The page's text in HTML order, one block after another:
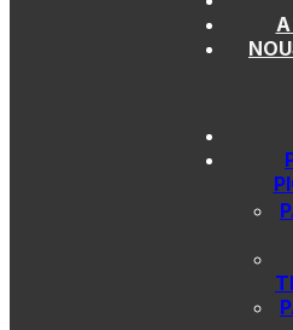
Passer au contenu principal
A